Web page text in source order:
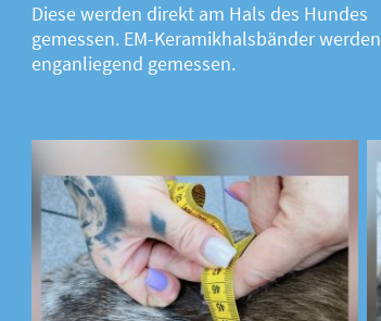
Diese werden direkt am Hals des Hundes
gemessen. EM-Keramikhalsbänder werden
enganliegend gemessen.